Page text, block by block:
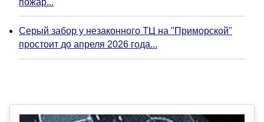
Серый забор у незаконного ТЦ на "Приморской"
простоит до апреля 2026 года...